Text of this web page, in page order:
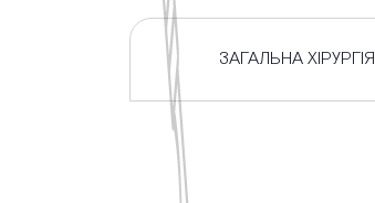
ЗАГАЛЬНА ХІРУРГІЯ